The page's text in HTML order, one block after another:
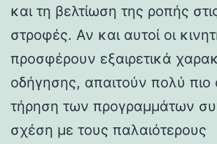
και τη βελτίωση της ροπής
στροφές. Αν και αυτοί οι
προσφέρουν εξαιρετικά
οδήγησης, απαιτούν πολύ πιο
τήρηση των προγραμμάτων
σχέση με τους παλαιότερους